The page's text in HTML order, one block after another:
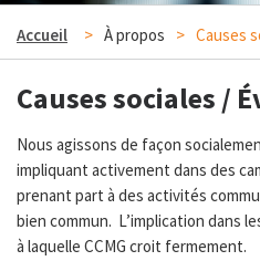
OK
Siège
social
Longueuil
514
789-
Accueil À propos Causes
Causes sociales /
Nous agissons de façon
impliquant activement dans des
prenant part à des activités
bien commun. L’implication dans
à laquelle CCMG croit fermement.